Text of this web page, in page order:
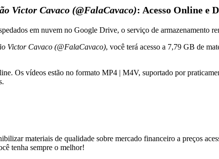
Victor Cavaco (@FalaCavaco): Acesso Online e
em nuvem no Google Drive, o serviço de armazenamento
Victor Cavaco (@FalaCavaco), você terá acesso a 7,79 GB de
Os vídeos estão no formato MP4 | M4V, suportado por
materiais de qualidade sobre mercado financeiro a preços
tenha sempre o melhor!